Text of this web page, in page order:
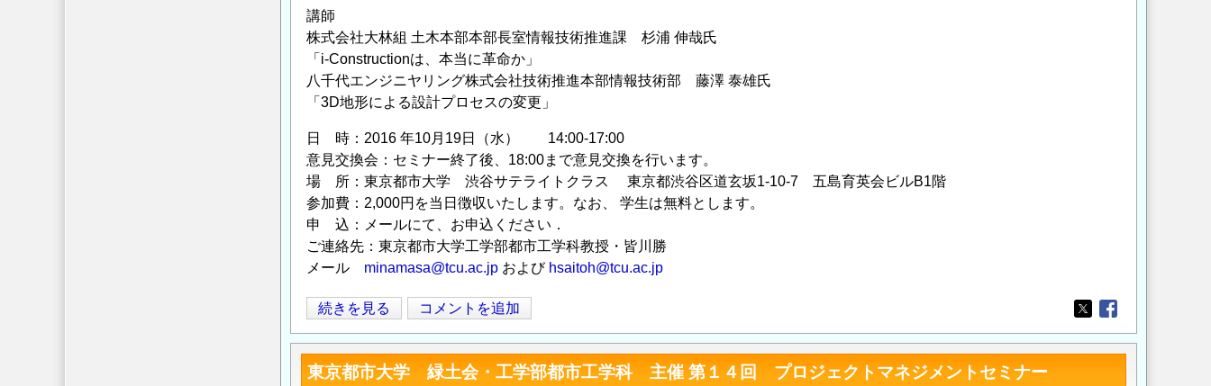
ン・
ミ
ン
ダ
ナ
で
取
り
組
む
地
開
の
講師
株式会社大林組 土木本部本部長室情報技術推進課 杉浦 伸哉氏
「i-Constructionは、本当に革命か」
八千代エンジニヤリング株式会社技術推進本部情報技術部 藤澤 泰雄氏
「3D地形による設計プロセスの変更」
日 時：2016 年10月19日（水） 14:00-17:00
意見交換会：セミナー終了後、18:00まで意見交換を行います。
場 所：東京都市大学 渋谷サテライトクラス 東京都渋谷区道玄坂1-10-7 五島育英会ビルB1階
参加費：2,000円を当日徴収いたします。なお、 学生は無料とします。
申 込：メールにて、お申込ください．
ご連絡先：東京都市大学工学部都市工学科教授・皆川勝
メール minamasa@tcu.ac.jpおよび hsaitoh@tcu.ac.jp
東
京
都
市
続きを見る コメントを追加
Opens in a new
Opens in a new
東京都市大学 緑土会・工学部都市工学科 主催 第１４回 プロジェクトマネジメントセミナー